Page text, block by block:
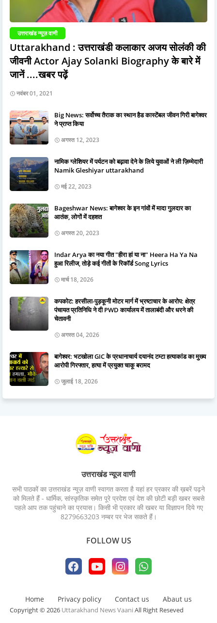
उत्तराखंड न्यूज़ वाणी
Uttarakhand : उत्तराखंडी कलाकार अजय सोलंकी की
जीवनी Actor Ajay Solanki Biography के बारे में
जानें ....खबर पढ़ें
नवंबर 01, 2021
Big News: सर्वोच्च तैराक का स्थान हैड कास्टेंबल जीवन गिरी बागेश्वर
ने प्राप्त किया
अगस्त 12, 2023
नामिक ग्लेशियर में पर्यटन को बढ़ावा देने के लिये युवाओं ने ली ज़िम्मेदारी
Namik Gleshiyar uttarakhand
मई 22, 2023
Bageshwar News: बागेश्वर के इन गांवों में मादा गुलदार का
आतंक, लोगों में दहशत
अगस्त 20, 2023
Indar Arya का नया गीत "हीरा हां या ना" Heera Ha Ya Na
हुआ रिलीज, तोड़े कई गीतों के रिकॉर्ड Song Lyrics
मार्च 18, 2026
कपकोट: हरसीला-पुड़कूनी मोटर मार्ग में भ्रष्टाचार के आरोप: क्षेत्र
पंचायत प्रतिनिधि ने दी PWD कार्यालय में तालाबंदी और धरने की
चेतावनी
अगस्त 04, 2026
बागेश्वर: भटखोला GIC के प्रधानाचार्य दयानंद टम्टा हत्याकांड का मुख्य
आरोपी गिरफ्तार, हत्या में प्रयुक्त चाकू बरामद
जुलाई 18, 2026
उत्तराखंड न्यूज वाणी
सभी पाठकों का उत्तराखंड न्यूज़ वाणी स्वागत करता है यहां हर प्रकार की ख़बरें पढ़ने
को मिलते हैं - धार्मिक, सांस्कृतिक समेत पूरे प्रदेश एवं देश की छोटी बड़ी खबर सबसे
पहले आप तक पहुंचाने का प्रयास। किसी भी प्रकार की खबर या विज्ञापन दिये गए
8279663203 नम्बर पर भेज सकते हैं।
FOLLOW US
Home Privacy policy Contact us Abaut us
Copyright © 2026 Uttarakhand News Vaani All Right Reseved